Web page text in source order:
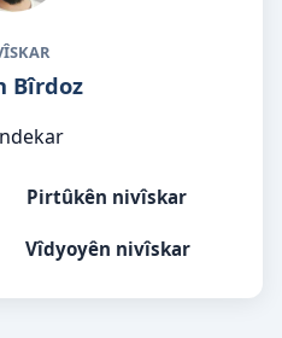
Bîrdoz
Pirtûkên nivîskar
Vîdyoyên nivîskar